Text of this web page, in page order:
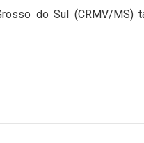
do Sul (CRMV/MS)